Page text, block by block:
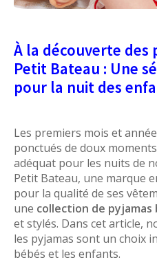
À la découverte des
Petit Bateau : Une
pour la nuit des
Les premiers mois et
ponctués de doux
adéquat pour les nuits de
Petit Bateau, une marque
pour la qualité de ses
une collection de pyjamas
et stylés. Dans cet article,
les pyjamas sont un choix
bébés et les enfants.